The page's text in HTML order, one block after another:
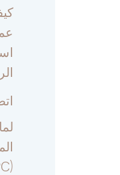
(PPC) إلى خط نهاية أفضل